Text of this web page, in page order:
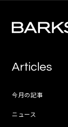
Articles
今月の記事
ニュース